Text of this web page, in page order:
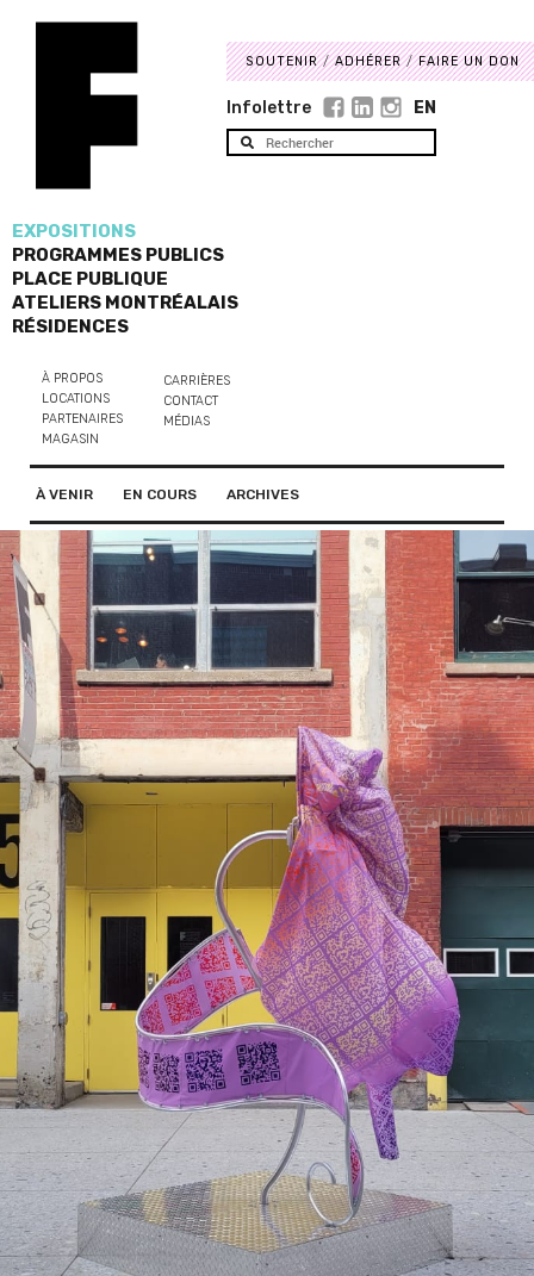
EXPOSITIONS
PROGRAMMES PUBLICS
PLACE PUBLIQUE
ATELIERS MONTRÉALAIS
RÉSIDENCES
À PROPOS
LOCATIONS
PARTENAIRES
MAGASIN
CARRIÈRES
CONTACT
MÉDIAS
SOUTENIR ADHÉRER FAIRE UN DON
Infolettre EN
À VENIR EN COURS ARCHIVES